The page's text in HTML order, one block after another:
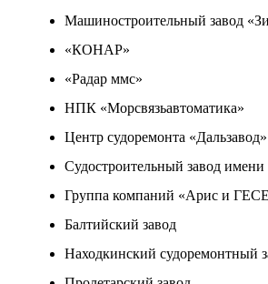
Машиностроительный завод
«КОНАР»
«Радар ммс»
НПК «Морсвязьавтоматика»
Центр судоремонта «Дальзавод»
Судостроительный завод
Группа компаний «Арис и
Балтийский завод
Находкинский судоремонтный